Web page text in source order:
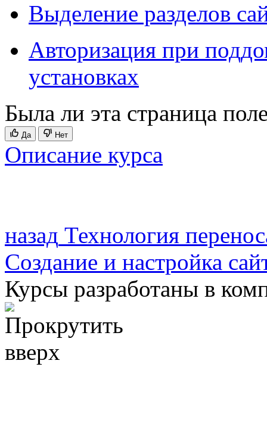
Выделение разделов
Авторизация при
установках
Была ли эта страница
Да Нет
Описание курса
назад Технология
Создание и настройка
Курсы разработаны в